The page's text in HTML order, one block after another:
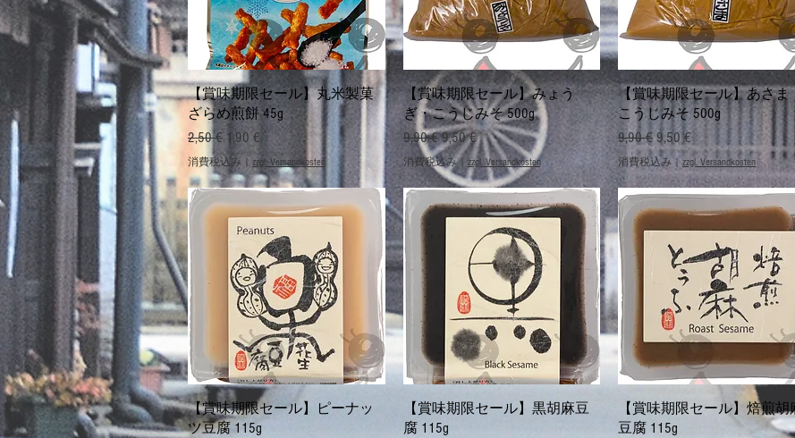
クイックビュー
【賞味期限セール】丸米製菓
ざらめ煎餅 45g
通常価格
2,50 € セール価格
1,90 €
消費税込み |zzgl. Versandkosten
クイックビュー
【賞味期限セール】みょう
ぎ・こうじみそ 500g
通常価格
9,90 €セール価格
9,50 €
消費税込み| zzgl. Versandkosten
クイックビュー
【賞味期限セール】あさま
こうじみそ 500g
通常価格
9,90 € セール価格
9,50 €
消費税込み | zzgl. Versandkosten
クイックビュー
【賞味期限セール】ピーナッ
ツ豆腐 115g
クイックビュー
【賞味期限セール】黒胡麻豆
腐 115g
クイックビュー
【賞味期限セール】焙煎胡
豆腐 115g